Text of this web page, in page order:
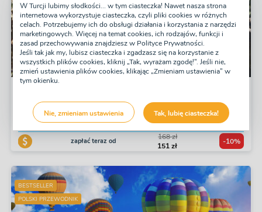
Wtorek, Piątek, Niedziela
Jednodniowa
zapłać teraz od
168 zł
151 zł
-10%
BESTSELLER
POLSKI PRZEWODNIK
W Turcji lubimy słodkości... w tym ciasteczka! Nawet nasza strona
internetowa wykorzystuje ciasteczka, czyli pliki cookies w różnych
celach. Potrzebujemy ich do obsługi działania i korzystania z narzędzi
marketingowych. Więcej na temat cookies, ich rodzajów, funkcji i
zasad przechowywania znajdziesz w Polityce Prywatności.
Jeśli tak jak my, lubisz ciasteczka i zgadzasz się na korzystanie z
wszystkich plików cookies, kliknij „Tak, wyrażam zgodę!”. Jeśli nie,
zmień ustawienia plików cookies, klikając „Zmieniam ustawienia” w
tym okienku.
Nie, zmieniam ustawienia Tak, lubię ciasteczka!